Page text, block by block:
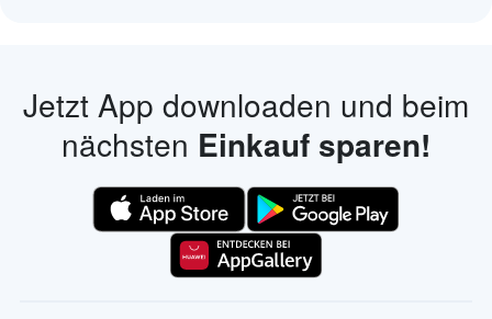
Jetzt App downloaden und beim
nächsten Einkauf sparen!